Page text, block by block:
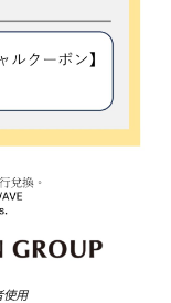
使用